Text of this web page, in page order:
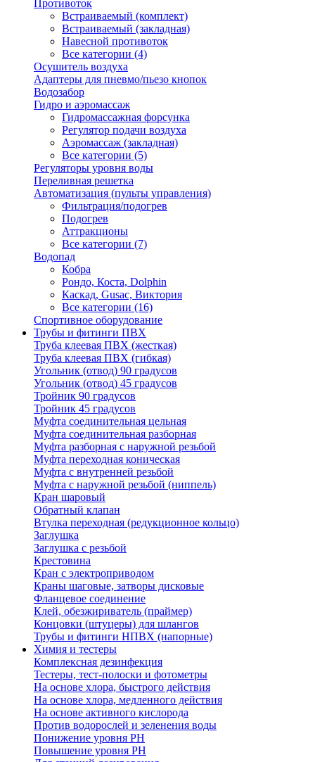
Противоток
Встраиваемый (комплект)
Встраиваемый (закладная)
Навесной противоток
Все категории (4)
Осушитель воздуха
Адаптеры для пневмо/пьезо кнопок
Водозабор
Гидро и аэромассаж
Гидромассажная форсунка
Регулятор подачи воздуха
Аэромассаж (закладная)
Все категории (5)
Регуляторы уровня воды
Переливная решетка
Автоматизация (пульты управления)
Фильтрация/подогрев
Подогрев
Аттракционы
Все категории (7)
Водопад
Кобра
Рондо, Коста, Dolphin
Каскад, Gusac, Виктория
Все категории (16)
Спортивное оборудование
Трубы и фитинги ПВХ
Труба клеевая ПВХ (жесткая)
Труба клеевая ПВХ (гибкая)
Угольник (отвод) 90 градусов
Угольник (отвод) 45 градусов
Тройник 90 градусов
Тройник 45 градусов
Муфта соединительная цельная
Муфта соединительная разборная
Муфта разборная с наружной резьбой
Муфта переходная коническая
Муфта с внутренней резьбой
Муфта с наружной резьбой (ниппель)
Кран шаровый
Обратный клапан
Втулка переходная (редукционное кольцо)
Заглушка
Заглушка с резьбой
Крестовина
Кран с электроприводом
Краны шаговые, затворы дисковые
Фланцевое соединение
Клей, обезжириватель (праймер)
Концовки (штуцеры) для шлангов
Трубы и фитинги НПВХ (напорные)
Химия и тестеры
Комплексная дезинфекция
Тестеры, тест-полоски и фотометры
На основе хлора, быстрого действия
На основе хлора, медленного действия
На основе активного кислорода
Против водорослей и зеленения воды
Понижение уровня РН
Повышение уровня РН